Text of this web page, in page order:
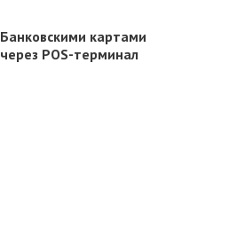
Банковскими картами
через POS-терминал